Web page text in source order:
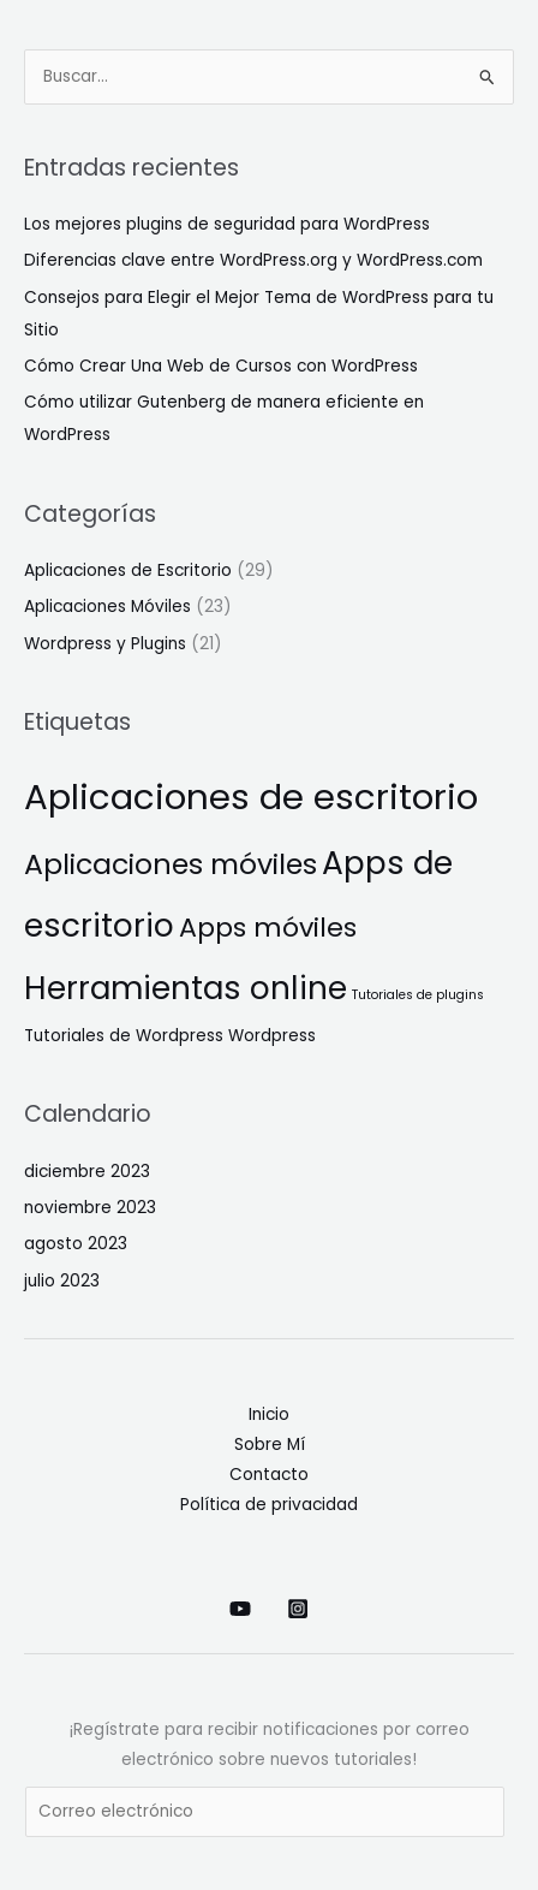
c
o
r
:
Entradas recientes
Los mejores plugins de seguridad para WordPress
Diferencias clave entre WordPress.org y WordPress.com
Consejos para Elegir el Mejor Tema de WordPress para tu
Sitio
Cómo Crear Una Web de Cursos con WordPress
Cómo utilizar Gutenberg de manera eficiente en
WordPress
Categorías
Aplicaciones de Escritorio (29)
Aplicaciones Móviles (23)
Wordpress y Plugins (21)
Etiquetas
Aplicaciones de escritorio
Aplicaciones móvilesApps de
escritorioApps móviles
Herramientas online Tutoriales de plugins
Tutoriales de Wordpress Wordpress
Calendario
diciembre 2023
noviembre 2023
agosto 2023
julio 2023
Inicio
Sobre Mí
Contacto
Política de privacidad
¡Regístrate para recibir notificaciones por correo
electrónico sobre nuevos tutoriales!
m